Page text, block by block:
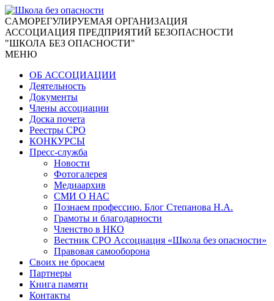
CАМОРЕГУЛИРУЕМАЯ ОРГАНИЗАЦИЯ
АССОЦИАЦИЯ ПРЕДПРИЯТИЙ БЕЗОПАСНОСТИ
"ШКОЛА БЕЗ ОПАСНОСТИ"
МЕНЮ
ОБ АССОЦИАЦИИ
Деятельность
Документы
Члены ассоциации
Доска почета
Реестры СРО
КОНКУРСЫ
Пресс-служба
Новости
Фотогалерея
Медиаархив
СМИ О НАС
Познаем профессию. Блог Степанова Н.А.
Грамоты и благодарности
Членство в НКО
Вестник СРО Ассоциация «Школа без опасности»
Правовая самооборона
Своих не бросаем
Партнеры
Книга памяти
Контакты